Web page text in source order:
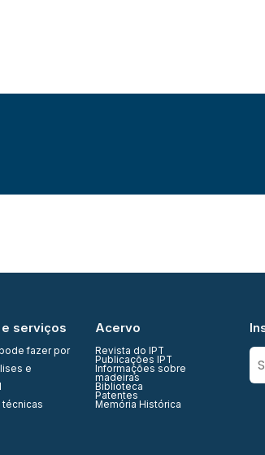
serviços
fazer por
e
técnicas
Acervo
Revista do IPT
Publicações IPT
Informações sobre
madeiras
Biblioteca
Patentes
Memória Histórica